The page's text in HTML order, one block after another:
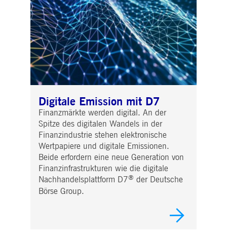
Digitale Emission mit D7
Finanzmärkte werden digital. An der
Spitze des digitalen Wandels in der
Finanzindustrie stehen elektronische
Wertpapiere und digitale Emissionen.
Beide erfordern eine neue Generation von
Finanzinfrastrukturen wie die digitale
Nachhandelsplattform D7® der Deutsche
Börse Group.